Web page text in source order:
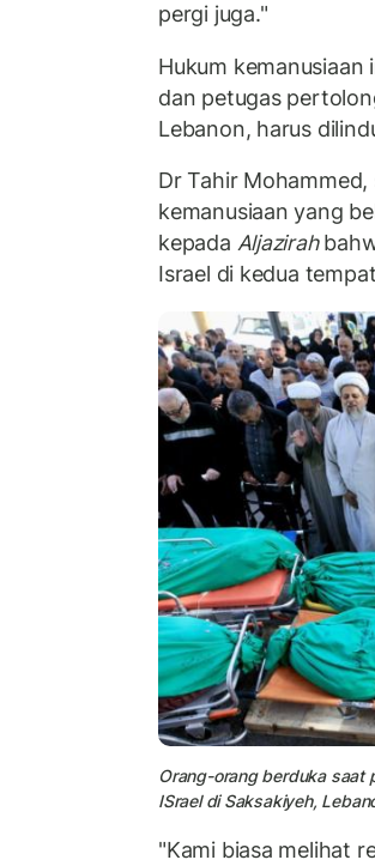
pergi juga."
Hukum
dan petugas
Lebanon, harus
Dr Tahir
kemanusiaan yang
kepada Aljazirah
Israel di kedua
Orang-orang berduka saat
ISrael di Saksakiyeh,
"Kami biasa melihat